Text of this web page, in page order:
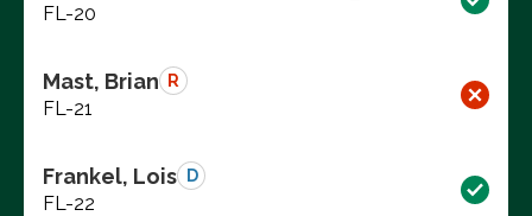
FL-20
Mast, Brian R
FL-21
Frankel, Lois D
FL-22